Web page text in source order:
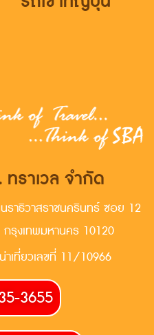
ทราเวล จำกัด
าธิวาสราชนครินทร์ ซอย 12
รุงเทพมหานคร 10120
เที่ยวเลขที่ 11/10966
3655